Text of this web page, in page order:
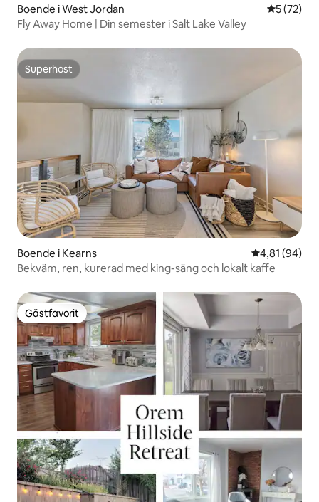
Boende i West Jordan 5 av 5 i
5 (72)
Fly Away Home | Din semester i Salt Lake Valley
Superhost
Superhost
Boende i Kearns 4,81 av 5 i
4,81 (94)
Bekväm, ren, kurerad med king-säng och lokalt kaffe
Gästfavorit
Gästfavorit